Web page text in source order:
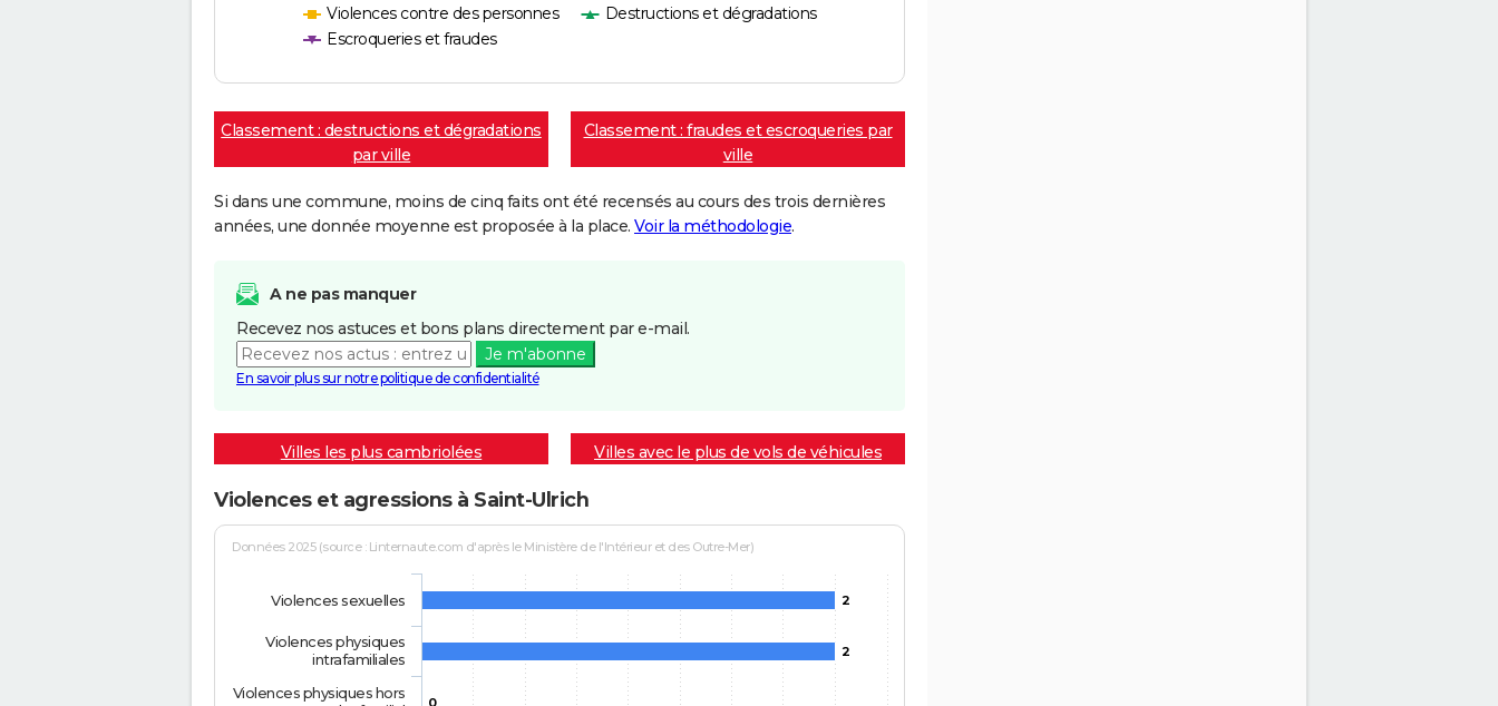
Violences contre des personnes
Destructions et dégradations
Escroqueries et fraudes
Classement : destructions et dégradations
par ville
Classement : fraudes et escroqueries par
ville
Si dans une commune, moins de cinq faits ont été recensés au cours des trois dernières
années, une donnée moyenne est proposée à la place. Voir la méthodologie.
A ne pas manquer
Recevez nos astuces et bons plans directement par e-mail.
Je m'abonne
En savoir plus sur notre politique de confidentialité
Villes les plus cambriolées Villes avec le plus de vols de véhicules
Violences et agressions à Saint-Ulrich
Données 2025 (source : Linternaute.com d'après le Ministère de l'Intérieur et des Outre-Mer)
2
2
0
Violences sexuelles
Violences physiques
intrafamiliales
Violences physiques hors